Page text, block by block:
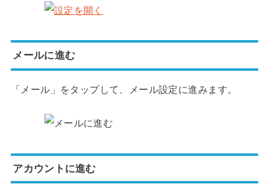
メールに進む
「メール」をタップして、メール設定に進みます。
アカウントに進む